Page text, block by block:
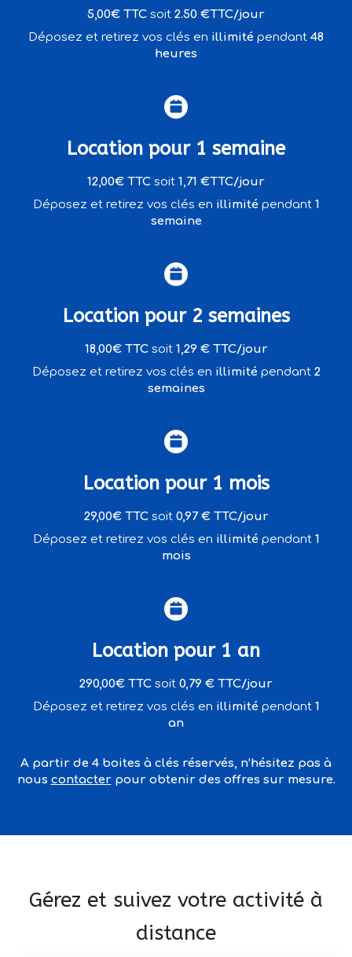
5,00€ TTC soit 2.50 €TTC/jour
Déposez et retirez vos clés en illimité pendant 48
heures
Location pour 1 semaine
12,00€ TTC soit 1,71 €TTC/jour
Déposez et retirez vos clés en illimité pendant 1
semaine
Location pour 2 semaines
18,00€ TTCsoit 1,29 € TTC/jour
Déposez et retirez vos clés en illimité pendant 2
semaines
Location pour 1 mois
29,00€ TTCsoit 0,97 € TTC/jour
Déposez et retirez vos clés en illimité pendant 1
mois
Location pour 1 an
290,00€ TTC soit 0,79 € TTC/jour
Déposez et retirez vos clés en illimité pendant 1
an
A partir de 4 boites à clés réservés, n’hésitez pas à
nous contacterpour obtenir des offres sur mesure.
Gérez et suivez votre activité à
distance